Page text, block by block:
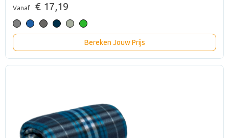
Vanaf € 17,19
Bereken Jouw Prijs